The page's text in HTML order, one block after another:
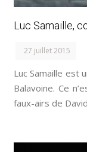
Luc Samaille,
27 juillet 2015
Luc Samaille est
Balavoine. Ce
faux-airs de